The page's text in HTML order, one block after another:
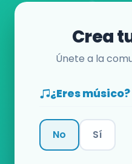
Crea
Únete a la
¿Eres músico?
No Sí